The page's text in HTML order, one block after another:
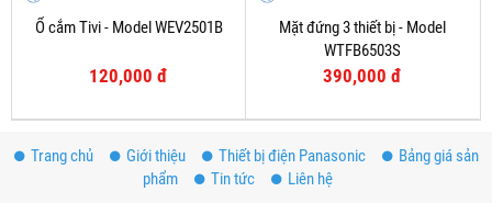
Ổ cắm Tivi - Model WEV2501B
120,000 đ
Mặt đứng 3 thiết bị - Model
WTFB6503S
390,000 đ
Trang chủ Giới thiệu Thiết bị điện Panasonic
Bảng giá sản
phẩm
Tin tức Liên hệ